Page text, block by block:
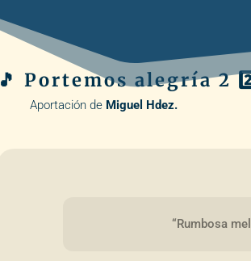
🎵 Portemos alegría 2
Aportación de Miguel Hdez.
“Rumbosa